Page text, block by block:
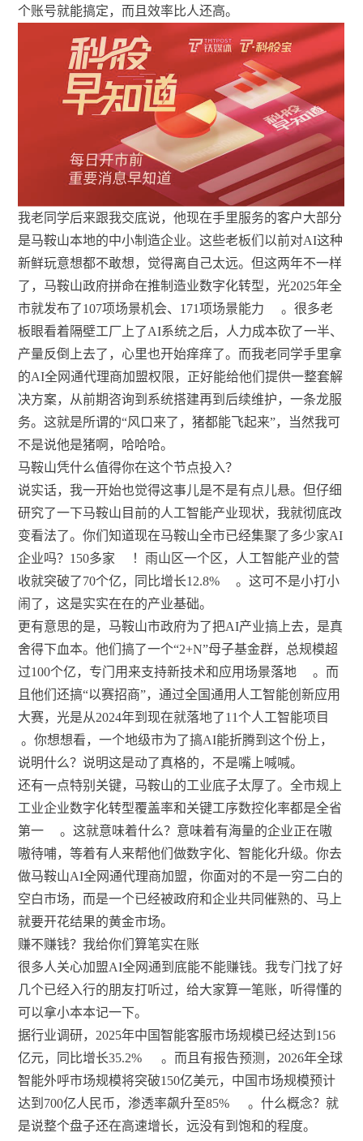
个账号就能搞定，而且效率比人还高。
我老同学后来跟我交底说，他现在手里服务的客户大部分
是马鞍山本地的中小制造企业。这些老板们以前对AI这种
新鲜玩意想都不敢想，觉得离自己太远。但这两年不一样
了，马鞍山政府拼命在推制造业数字化转型，光2025年全
市就发布了107项场景机会、171项场景能力
。很多老
板眼看着隔壁工厂上了AI系统之后，人力成本砍了一半、
产量反倒上去了，心里也开始痒痒了。而我老同学手里拿
的AI全网通代理商加盟权限，正好能给他们提供一整套解
决方案，从前期咨询到系统搭建再到后续维护，一条龙服
务。这就是所谓的“风口来了，猪都能飞起来”，当然我可
不是说他是猪啊，哈哈哈。
马鞍山凭什么值得你在这个节点投入？
说实话，我一开始也觉得这事儿是不是有点儿悬。但仔细
研究了一下马鞍山目前的人工智能产业现状，我就彻底改
变看法了。你们知道现在马鞍山全市已经集聚了多少家AI
企业吗？150多家
！雨山区一个区，人工智能产业的营
收就突破了70个亿，同比增长12.8%
。这可不是小打小
闹了，这是实实在在的产业基础。
更有意思的是，马鞍山市政府为了把AI产业搞上去，是真
舍得下血本。他们搞了一个“2+N”母子基金群，总规模超
过100个亿，专门用来支持新技术和应用场景落地
。而
且他们还搞“以赛招商”，通过全国通用人工智能创新应用
大赛，光是从2024年到现在就落地了11个人工智能项目
。你想想看，一个地级市为了搞AI能折腾到这个份上，
说明什么？说明这是动了真格的，不是嘴上喊喊。
还有一点特别关键，马鞍山的工业底子太厚了。全市规上
工业企业数字化转型覆盖率和关键工序数控化率都是全省
第一
。这就意味着什么？意味着有海量的企业正在嗷
嗷待哺，等着有人来帮他们做数字化、智能化升级。你去
做马鞍山AI全网通代理商加盟，你面对的不是一穷二白的
空白市场，而是一个已经被政府和企业共同催熟的、马上
就要开花结果的黄金市场。
赚不赚钱？我给你们算笔实在账
很多人关心加盟AI全网通到底能不能赚钱。我专门找了好
几个已经入行的朋友打听过，给大家算一笔账，听得懂的
可以拿小本本记一下。
据行业调研，2025年中国智能客服市场规模已经达到156
亿元，同比增长35.2%
。而且有报告预测，2026年全球
智能外呼市场规模将突破150亿美元，中国市场规模预计
达到700亿人民币，渗透率飙升至85%
。什么概念？就
是说整个盘子还在高速增长，远没有到饱和的程度。